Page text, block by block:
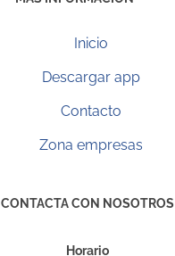
Inicio
Descargar app
Contacto
Zona empresas
CONTACTA CON NOSOTROS
Horario